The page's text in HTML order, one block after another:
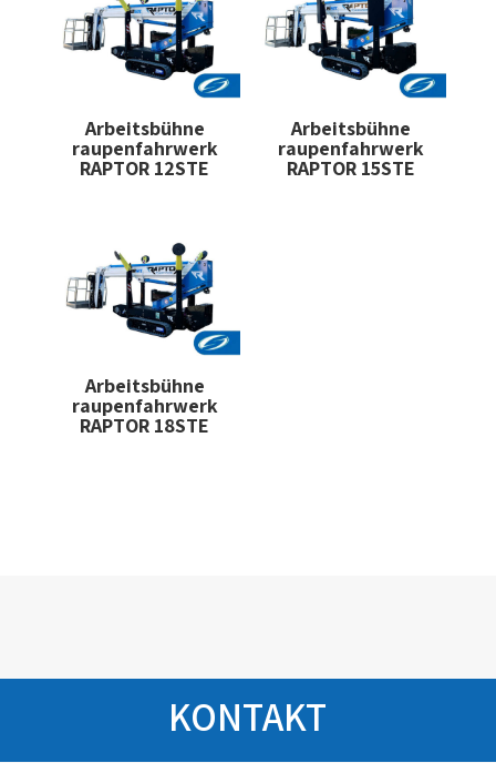
Arbeitsbühne
raupenfahrwerk
RAPTOR 12STE
Arbeitsbühne
raupenfahrwerk
RAPTOR 15STE
Arbeitsbühne
raupenfahrwerk
RAPTOR 18STE
KONTAKT